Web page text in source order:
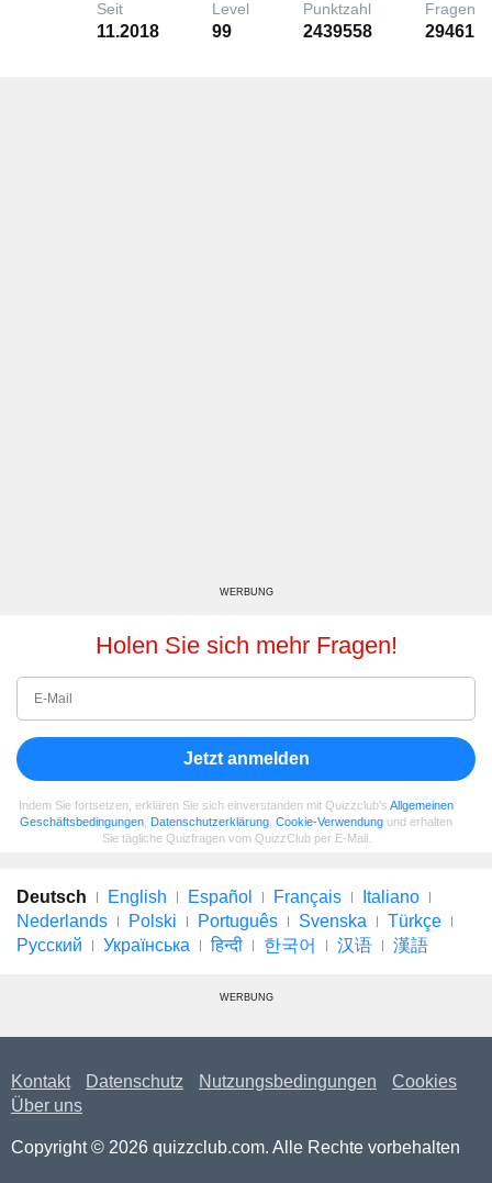
Seit
11.2018
Level
99
Punktzahl
2439558
Fragen
29461
WERBUNG
Holen Sie sich mehr Fragen!
Jetzt anmelden
Indem Sie fortsetzen, erklären Sie sich einverstanden mit Quizzclub's Allgemeinen
Geschäftsbedingungen Datenschutzerklärung Cookie-Verwendung und erhalten
Sie tägliche Quizfragen vom QuizzClub per E-Mail.
Deutsch English Español Français
Italiano
Nederlands
Polski Português Svenska
Türkçe
Русский
Українська हिन्दी 한국어 汉语 漢語
WERBUNG
Kontakt Datenschutz Nutzungsbedingungen
Cookies
Über uns
Copyright © 2026 quizzclub.com. Alle Rechte vorbehalten